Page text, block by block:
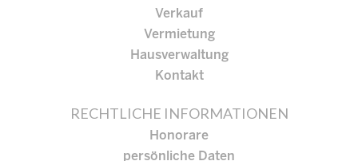
Verkauf
Vermietung
Hausverwaltung
Kontakt
RECHTLICHE INFORMATIONEN
Honorare
persönliche Daten